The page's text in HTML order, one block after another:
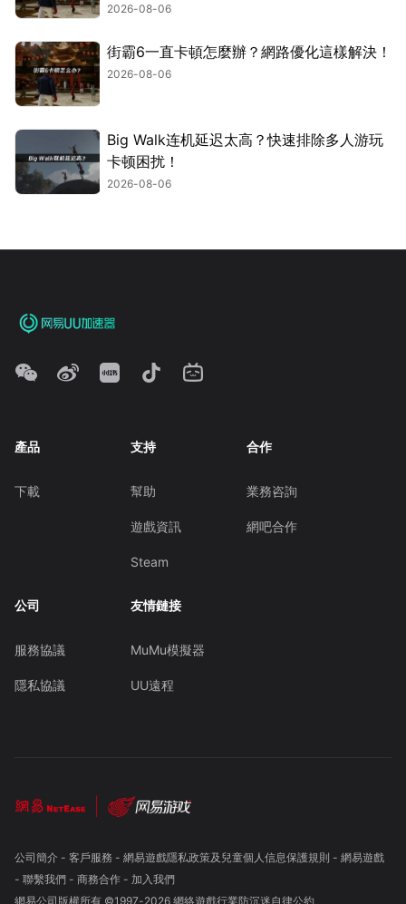
2026-08-06
街霸6一直卡頓怎麼辦？網路優化這樣解決！
2026-08-06
Big Walk连机延迟太高？快速排除多人游玩
卡顿困扰！
2026-08-06
產品
下載
支持
幫助
遊戲資訊
Steam
合作
業務咨詢
網吧合作
公司
服務協議
隱私協議
友情鏈接
MuMu模擬器
UU遠程
公司簡介- 客戶服務 - 網易遊戲隱私政策及兒童個人信息保護規則 - 網易遊戲
- 聯繫我們- 商務合作- 加入我們
網易公司版權所有 ©1997-2026 網絡遊戲行業防沉迷自律公約